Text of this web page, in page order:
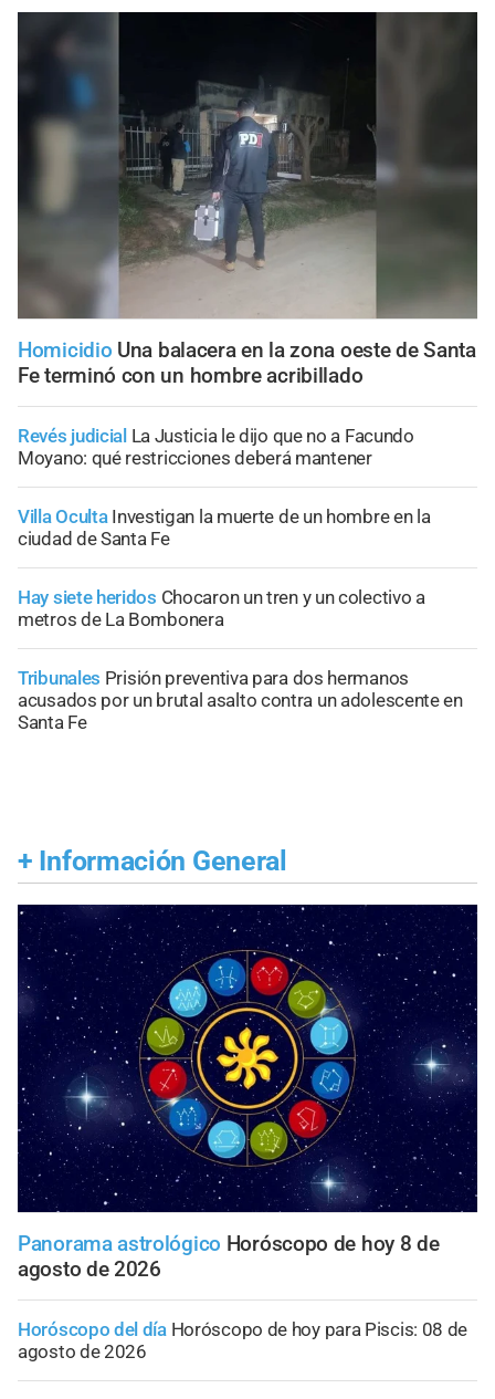
Homicidio Una balacera en la zona oeste de Santa
Fe terminó con un hombre acribillado
Revés judicial La Justicia le dijo que no a Facundo
Moyano: qué restricciones deberá mantener
Villa Oculta Investigan la muerte de un hombre en la
ciudad de Santa Fe
Hay siete heridos Chocaron un tren y un colectivo a
metros de La Bombonera
Tribunales Prisión preventiva para dos hermanos
acusados por un brutal asalto contra un adolescente en
Santa Fe
+ Información General
Panorama astrológico Horóscopo de hoy 8 de
agosto de 2026
Horóscopo del día Horóscopo de hoy para Piscis: 08 de
agosto de 2026